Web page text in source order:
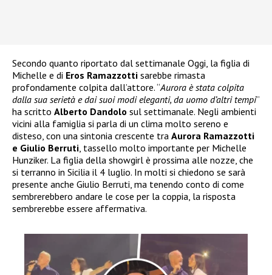
Secondo quanto riportato dal settimanale Oggi, la figlia di
Michelle e di Eros Ramazzotti sarebbe rimasta
profondamente colpita dall’attore. “Aurora è stata colpita
dalla sua serietà e dai suoi modi eleganti, da uomo d’altri tempi”
ha scritto Alberto Dandolo sul settimanale. Negli ambienti
vicini alla famiglia si parla di un clima molto sereno e
disteso, con una sintonia crescente tra Aurora Ramazzotti
e Giulio Berruti, tassello molto importante per Michelle
Hunziker. La figlia della showgirl è prossima alle nozze, che
si terranno in Sicilia il 4 luglio. In molti si chiedono se sarà
presente anche Giulio Berruti, ma tenendo conto di come
sembrerebbero andare le cose per la coppia, la risposta
sembrerebbe essere affermativa.